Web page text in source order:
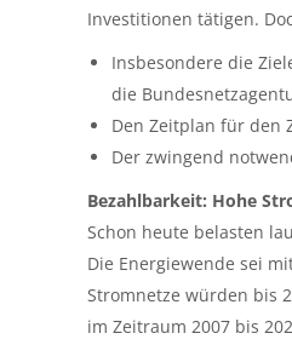
Investitionen tätigen.
Insbesondere die
die
Den Zeitplan für den
Der zwingend
Bezahlbarkeit: Hohe
Schon heute belasten
Die Energiewende sei
Stromnetze würden bis
im Zeitraum 2007 bis